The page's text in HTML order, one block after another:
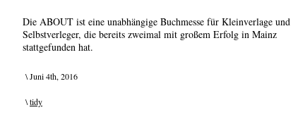
Die ABOUT ist eine unabhängige Buchmesse für Kleinverlage und
Selbstverleger, die bereits zweimal mit großem Erfolg in Mainz
stattgefunden hat.
\ Juni 4th, 2016
\tidy